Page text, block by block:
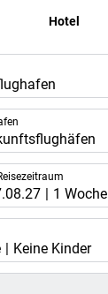
Hotel
1 Woche
Keine Kinder